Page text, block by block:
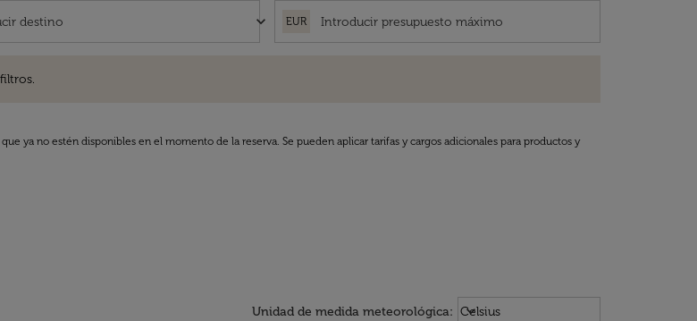
keyboard_arrow_down EUR
ya no estén disponibles en el momento de la reserva. Se pueden aplicar tarifas y cargos adicionales para productos y
Unidad de medida meteorológica: Weather unit option Celsius
Celsius
keyboard_arrow_down